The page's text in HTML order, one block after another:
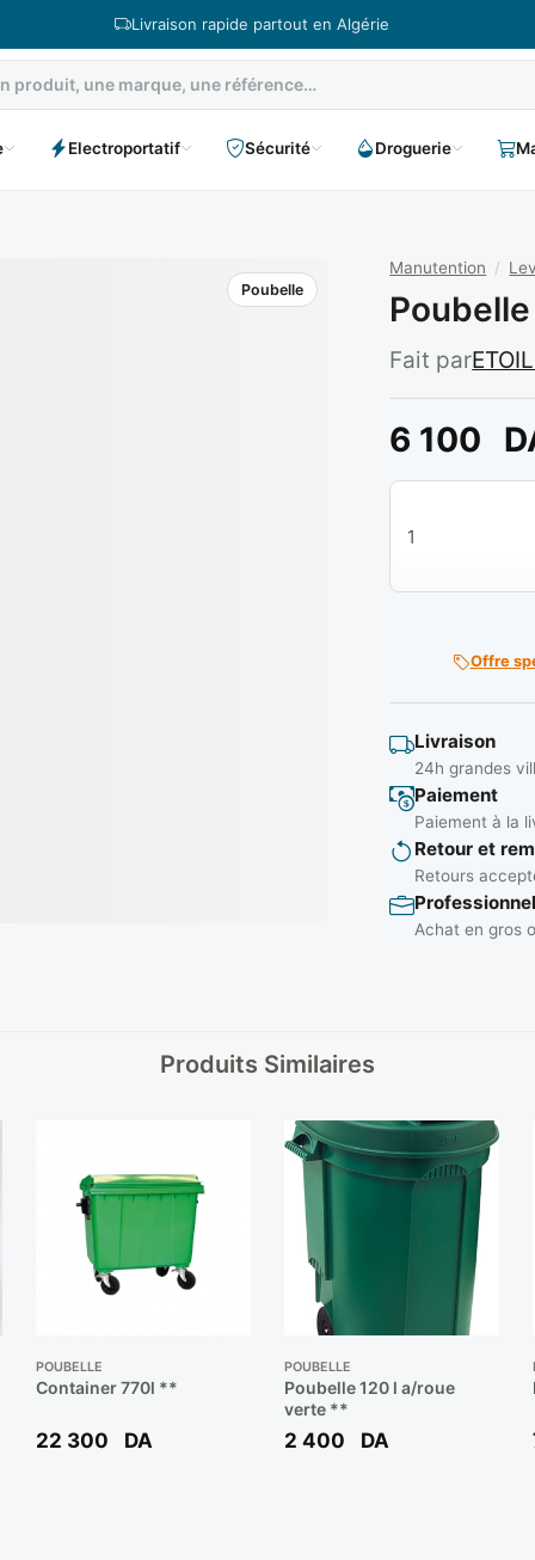
Livraison rapide partout en Algérie
Electroportatif Sécurité Droguerie
Poubelle
Manutention /
Fait par
6 100
quantité de
Offre
Livraison
24h grandes
Paiement
Paiement à la
Retour et
Retours
Achat en gros
Produits Similaires
POUBELLE
Container 770l **
22 300 DA
POUBELLE
Poubelle 120 l a/roue
verte **
2 400 DA